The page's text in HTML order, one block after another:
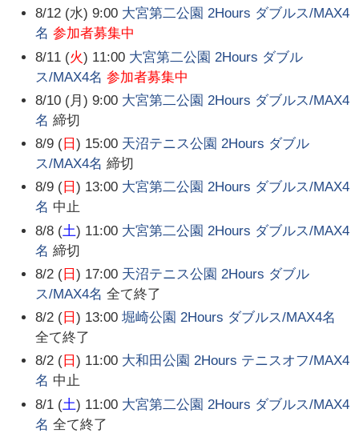
8/12 (水) 9:00 大宮第二公園 2Hours ダブルス/MAX4
名 参加者募集中
8/11 (火) 11:00 大宮第二公園 2Hours ダブル
ス/MAX4名 参加者募集中
8/10 (月) 9:00 大宮第二公園 2Hours ダブルス/MAX4
名 締切
8/9 ( 日) 15:00 天沼テニス公園 2Hours ダブル
ス/MAX4名 締切
8/9 ( 日) 13:00 大宮第二公園 2Hours ダブルス/MAX4
名 中止
8/8 (土) 11:00 大宮第二公園 2Hours ダブルス/MAX4
名 締切
8/2 ( 日) 17:00 天沼テニス公園 2Hours ダブル
ス/MAX4名 全て終了
8/2 ( 日) 13:00 堀崎公園 2Hours ダブルス/MAX4名
全て終了
8/2 ( 日) 11:00 大和田公園 2Hours テニスオフ/MAX4
名 中止
8/1 (土) 11:00 大宮第二公園 2Hours ダブルス/MAX4
名 全て終了